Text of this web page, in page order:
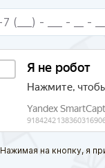
Нажимая на кнопку, я